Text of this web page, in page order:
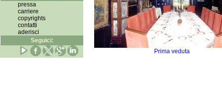
pressa
carriere
copyrights
contatti
aderisci
Seguici:
Prima veduta